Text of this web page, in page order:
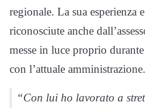
regionale. La sua esperienza
riconosciute anche
messe in luce proprio
con l’attuale amministrazione.
“Con lui ho lavorato a